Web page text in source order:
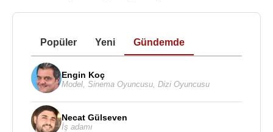
Popüler Yeni Gündemde
Engin Koç
Model Sinema Oyuncusu Dizi Oyuncusu
Necat Gülseven
İş adamı